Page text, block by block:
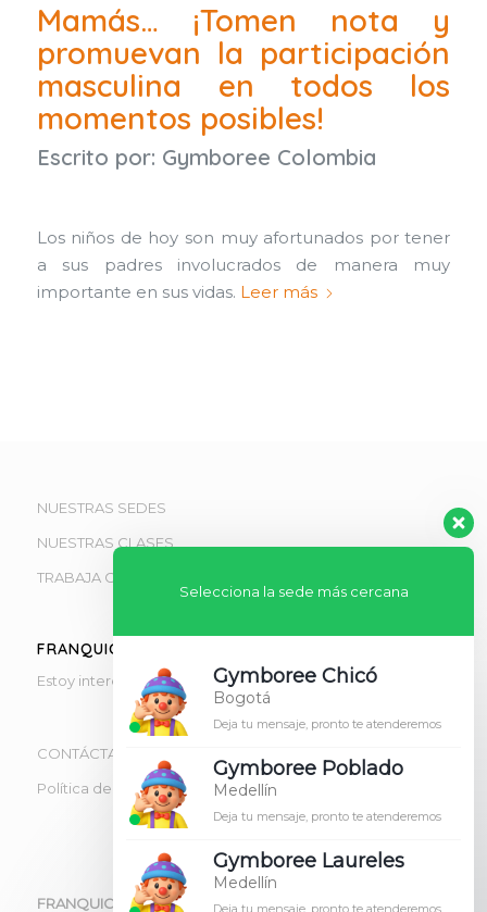
Mamás… ¡Tomen nota y
promuevan la participación
masculina en todos los
momentos posibles!
Escrito por: Gymboree Colombia
Los niños de hoy son muy afortunados por tener
a sus padres involucrados de manera muy
importante en sus vidas. Leer más
NUESTRAS SEDES
NUESTRAS CLASES
TRABAJA CON NOSOTROS
FRANQUICIAS
Estoy interesado en obtener información de franquicias
CONTÁCTANOS
Política de tratamiento de datos
FRANQUICIA OFICIAL GYMBOREE
Selecciona la sede más cercana
Gymboree Chicó
Bogotá
Deja tu mensaje, pronto te atenderemos
Gymboree Poblado
Medellín
Deja tu mensaje, pronto te atenderemos
Gymboree Laureles
Medellín
Deja tu mensaje, pronto te atenderemos